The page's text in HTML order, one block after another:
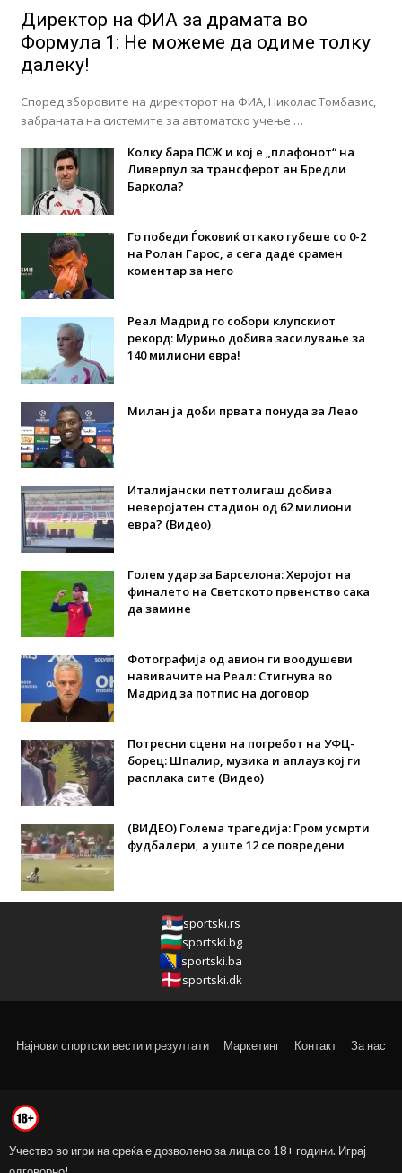
Директор на ФИА за драмата во
Формула 1: Не можеме да одиме толку
далеку!
Според зборовите на директорот на ФИА, Николас Томбазис,
забраната на системите за автоматско учење …
Колку бара ПСЖ и кој е „плафонот“ на
Ливерпул за трансферот ан Бредли
Баркола?
Го победи Ѓоковиќ откако губеше со 0-2
на Ролан Гарос, а сега даде срамен
коментар за него
Реал Мадрид го собори клупскиот
рекорд: Мурињо добива засилување за
140 милиони евра!
Милан ја доби првата понуда за Леао
Италијански петтолигаш добива
неверојатен стадион од 62 милиони
евра? (Видео)
Голем удар за Барселона: Херојот на
финалето на Светското првенство сака
да замине
Фотографија од авион ги воодушеви
навивачите на Реал: Стигнува во
Мадрид за потпис на договор
Потресни сцени на погребот на УФЦ-
борец: Шпалир, музика и аплауз кој ги
расплака сите (Видео)
(ВИДЕО) Голема трагедија: Гром усмрти
фудбалери, а уште 12 се повредени
sportski.rs
sportski.bg
sportski.ba
sportski.dk
Најнови спортски вести и резултати Маркетинг Контакт За нас
Учество во игри на среќа е дозволено за лица со 18+ години. Играј